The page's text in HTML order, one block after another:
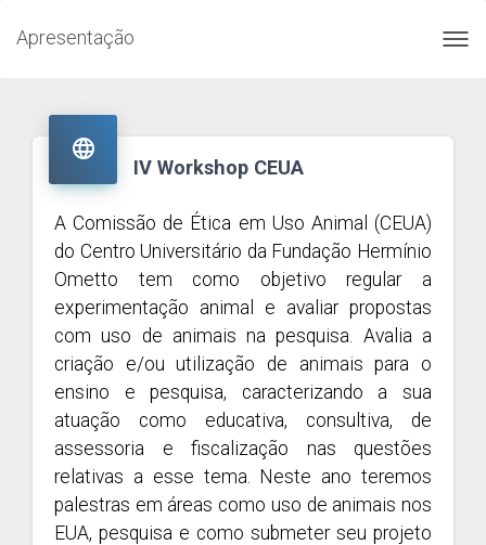
Apresentação

IV Workshop CEUA
A Comissão de Ética em Uso Animal (CEUA)
do Centro Universitário da Fundação Hermínio
Ometto tem como objetivo regular a
experimentação animal e avaliar propostas
com uso de animais na pesquisa. Avalia a
criação e/ou utilização de animais para o
ensino e pesquisa, caracterizando a sua
atuação como educativa, consultiva, de
assessoria e fiscalização nas questões
relativas a esse tema. Neste ano teremos
palestras em áreas como uso de animais nos
EUA, pesquisa e como submeter seu projeto